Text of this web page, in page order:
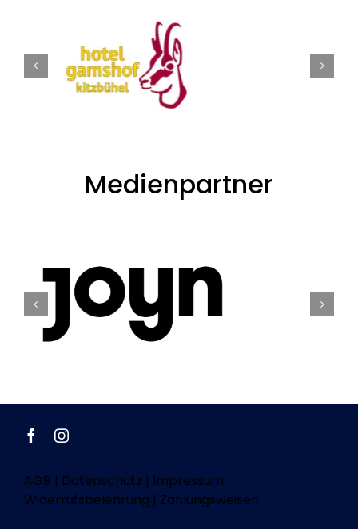
Medienpartner
AGB | Datenschutz | Impressum
Widerrufsbelehrung | Zahlungsweisen